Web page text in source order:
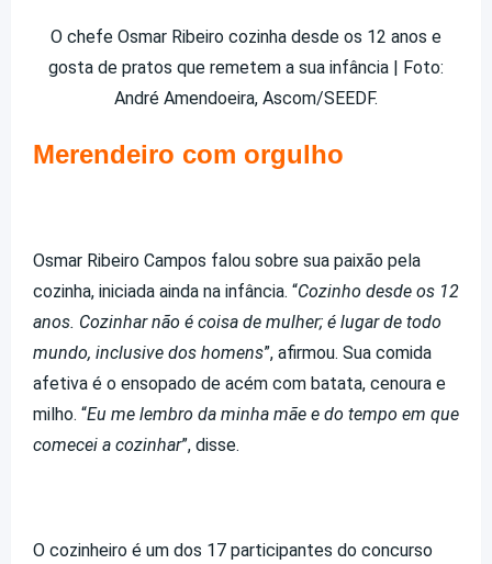
O chefe Osmar Ribeiro cozinha desde os 12 anos e
gosta de pratos que remetem a sua infância | Foto:
André Amendoeira, Ascom/SEEDF.
Merendeiro com orgulho
Osmar Ribeiro Campos falou sobre sua paixão pela
cozinha, iniciada ainda na infância. “Cozinho desde os 12
anos. Cozinhar não é coisa de mulher; é lugar de todo
mundo, inclusive dos homens”, afirmou. Sua comida
afetiva é o ensopado de acém com batata, cenoura e
milho. “Eu me lembro da minha mãe e do tempo em que
comecei a cozinhar”, disse.
O cozinheiro é um dos 17 participantes do concurso